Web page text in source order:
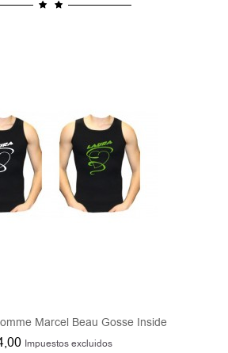
Marcel Beau Gosse Inside
Impuestos excluidos